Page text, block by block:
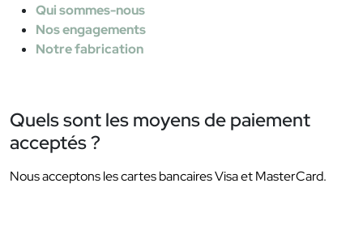
Qui sommes-nous
Nos engagements
Notre fabrication
Quels sont les moyens de paiement
acceptés ?
Nous acceptons les cartes bancaires Visa et MasterCard.